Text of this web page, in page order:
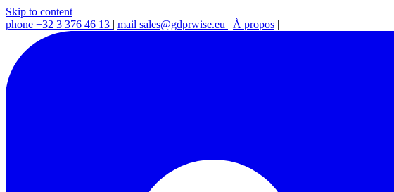
Skip to content
phone +32 3 376 46 13 | mail sales@gdprwise.eu | À propos |